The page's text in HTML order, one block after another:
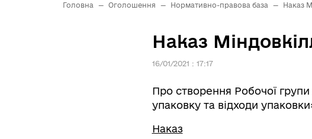
Головна — Оголошення — Нормативно-правова база — Наказ
Наказ
16/01/2021 : 17:17
Про створення Робочої
упаковку та відходи
Наказ